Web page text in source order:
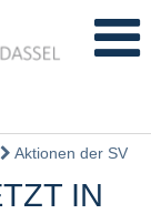
Aktionen der SV
IN